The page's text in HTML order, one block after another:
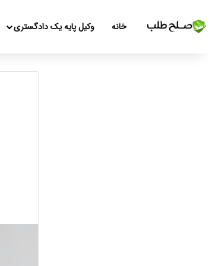
خانه وکیل پایه یک دادگستری